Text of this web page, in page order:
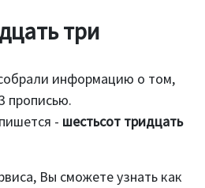
три
информацию о том,
прописью.
- шестьсот тридцать
Вы сможете узнать как